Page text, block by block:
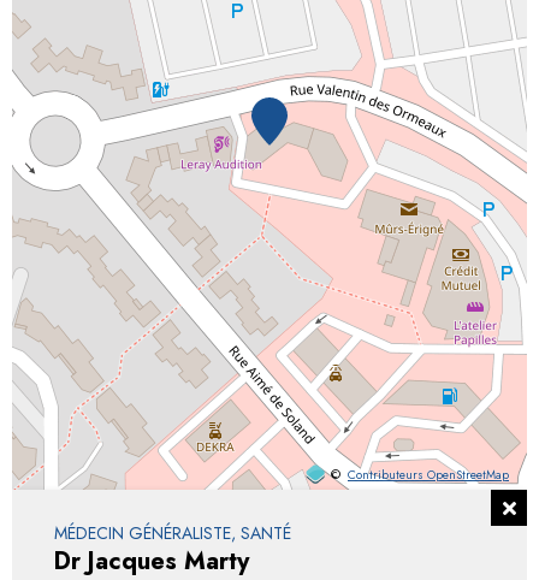
© Contributeurs OpenStreetMap
MÉDECIN GÉNÉRALISTE, SANTÉ
Dr Jacques Marty